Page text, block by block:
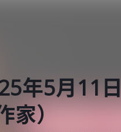
年5月11
家）